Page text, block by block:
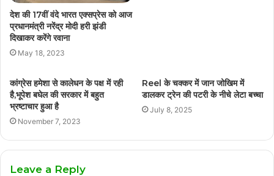
देश की 17वीं वंदे भारत एक्सप्रेस को आज
प्रधानमंत्री नरेंद्र मोदी हरी झंडी
दिखाकर करेंगे रवाना
May 18, 2023
कांग्रेस हमेशा से कालेधन के पक्ष में रही
है,भूपेश बघेल की सरकार में बहुत
भ्रष्टाचार हुआ है
November 7, 2023
Reel के चक्कर में जान जोखिम में
डालकर ट्रेन की पटरी के नीचे लेटा बच्चा
July 8, 2025
Leave a Reply